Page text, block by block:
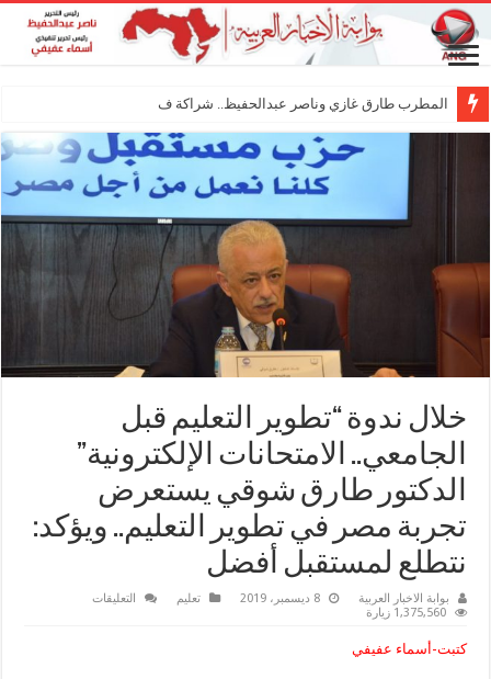
المطرب طارق غازي وناصر عبدالحفيظ.. شراكة فنية ترسم م
خلال ندوة “تطوير التعليم قبل
الجامعي.. الامتحانات الإلكترونية”
الدكتور طارق شوقي يستعرض
تجربة مصر في تطوير التعليم.. ويؤكد:
نتطلع لمستقبل أفضل
بوابة الاخبار العربية 8 ديسمبر، 2019 تعليم التعليقات
1,375,560 زيارة
كتبت-أسماء عفيفي